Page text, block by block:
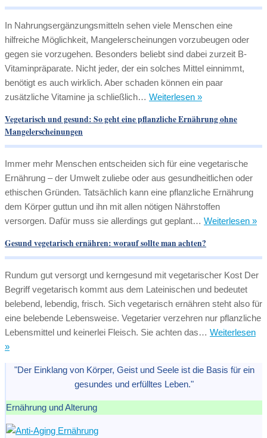
In Nahrungsergänzungsmitteln sehen viele Menschen eine
hilfreiche Möglichkeit, Mangelerscheinungen vorzubeugen oder
gegen sie vorzugehen. Besonders beliebt sind dabei zurzeit B-
Vitaminpräparate. Nicht jeder, der ein solches Mittel einnimmt,
benötigt es auch wirklich. Aber schaden können ein paar
zusätzliche Vitamine ja schließlich… Weiterlesen »
B-
überflüssig
oder
gar
riskant?
Vegetarisch und gesund: So geht eine pflanzliche Ernährung ohne
Mangelerscheinungen
Immer mehr Menschen entscheiden sich für eine vegetarische
Ernährung – der Umwelt zuliebe oder aus gesundheitlichen oder
ethischen Gründen. Tatsächlich kann eine pflanzliche Ernährung
dem Körper guttun und ihn mit allen nötigen Nährstoffen
versorgen. Dafür muss sie allerdings gut geplant… Weiterlesen »
Gesund vegetarisch ernähren: worauf sollte man achten?
Rundum gut versorgt und kerngesund mit vegetarischer Kost Der
Begriff vegetarisch kommt aus dem Lateinischen und bedeutet
belebend, lebendig, frisch. Sich vegetarisch ernähren steht also für
eine belebende Lebensweise. Vegetarier verzehren nur pflanzliche
Lebensmittel und keinerlei Fleisch. Sie achten das… Weiterlesen
»Gesund
ernähren:
sollte
man
achten?
"Der Einklang von Körper, Geist und Seele ist die Basis für ein
gesundes und erfülltes Leben."
Ernährung und Alterung